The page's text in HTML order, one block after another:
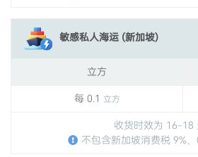
敏感私人海运 (新加坡)
立方
每 0.1 立方
收货时效为 16-18
不包含新加坡消费税 9%